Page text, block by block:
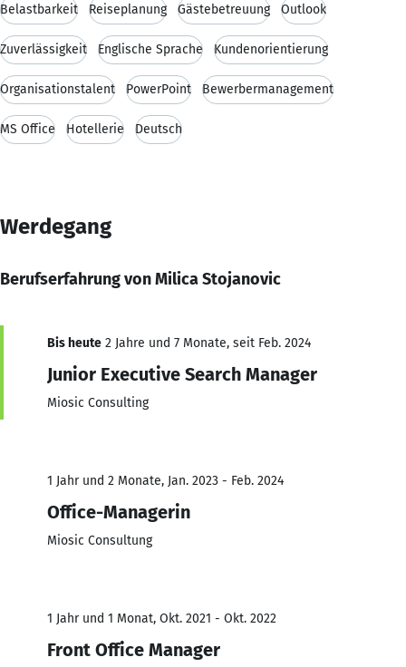
Belastbarkeit Reiseplanung Gästebetreuung Outlook
Zuverlässigkeit Englische Sprache Kundenorientierung
Organisationstalent PowerPoint Bewerbermanagement
MS Office Hotellerie Deutsch
Werdegang
Berufserfahrung von Milica Stojanovic
Bis heute 2 Jahre und 7 Monate, seit Feb. 2024
Junior Executive Search Manager
Miosic Consulting
1 Jahr und 2 Monate, Jan. 2023 - Feb. 2024
Office-Managerin
Miosic Consultung
1 Jahr und 1 Monat, Okt. 2021 - Okt. 2022
Front Office Manager